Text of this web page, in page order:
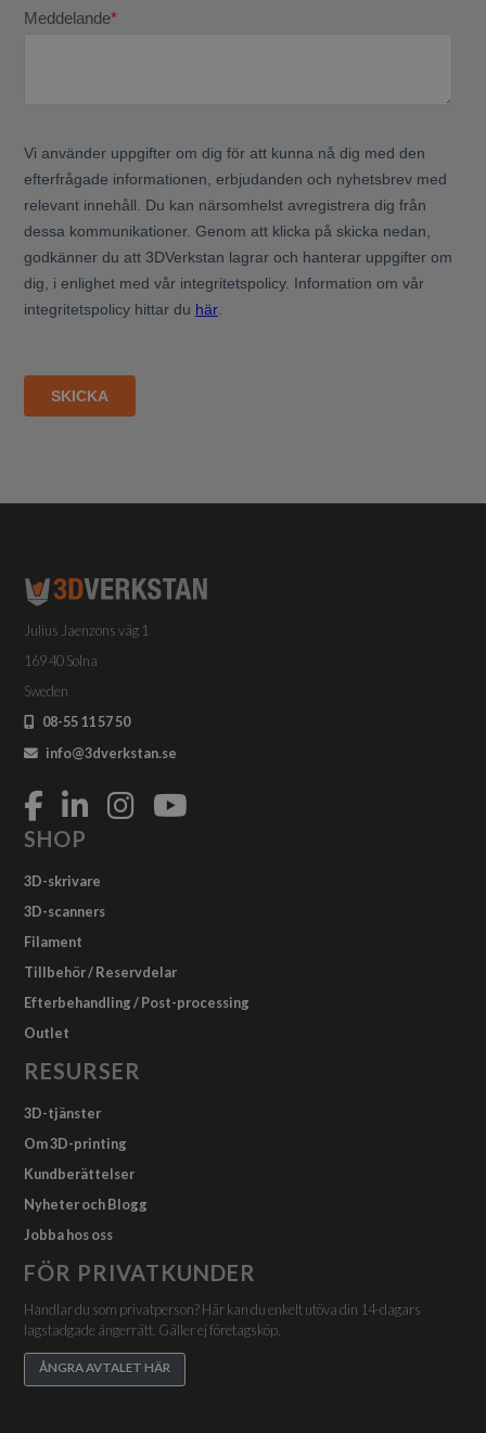
Julius Jaenzons väg 1
169 40 Solna
Sweden
08-55 11 57 50
info@3dverkstan.se
SHOP
3D-skrivare
3D-scanners
Filament
Tillbehör / Reservdelar
Efterbehandling / Post-processing
Outlet
RESURSER
3D-tjänster
Om 3D-printing
Kundberättelser
Nyheter och Blogg
Jobba hos oss
FÖR PRIVATKUNDER
Handlar du som privatperson? Här kan du enkelt utöva din 14-dagars
lagstadgade ångerrätt. Gäller ej företagsköp.
ÅNGRA AVTALET HÄR